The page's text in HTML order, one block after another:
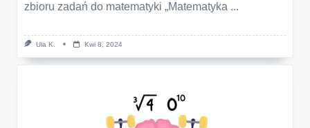
zbioru zadań do matematyki „Matematyka ...
Ula K. Kwi 8, 2024